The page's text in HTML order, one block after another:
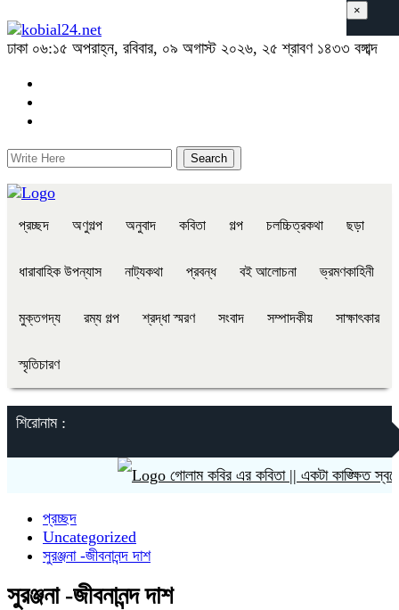
ঢাকা ০৬:১৫ অপরাহ্ন, রবিবার, ০৯ অগাস্ট ২০২৬, ২৫ শ্রাবণ ১৪৩৩ বঙ্গাব্দ
প্রচ্ছদ অণুগল্প অনুবাদ কবিতা গল্প চলচ্চিত্রকথা ছড়া
ধারাবাহিক উপন্যাস নাট্যকথা প্রবন্ধ বই আলোচনা ভ্রমণকাহিনী
মুক্তগদ্য রম্য গল্প শ্রদ্ধা স্মরণ সংবাদ সম্পাদকীয় সাক্ষাৎকার
স্মৃতিচারণ
শিরোনাম :
গোলাম কবির এর কবিতা || একটা কাঙ্ক্ষিত স্বপ্নের
×
প্রচ্ছদ
Uncategorized
সুরঞ্জনা -জীবনানন্দ দাশ
সুরঞ্জনা -জীবনানন্দ দাশ